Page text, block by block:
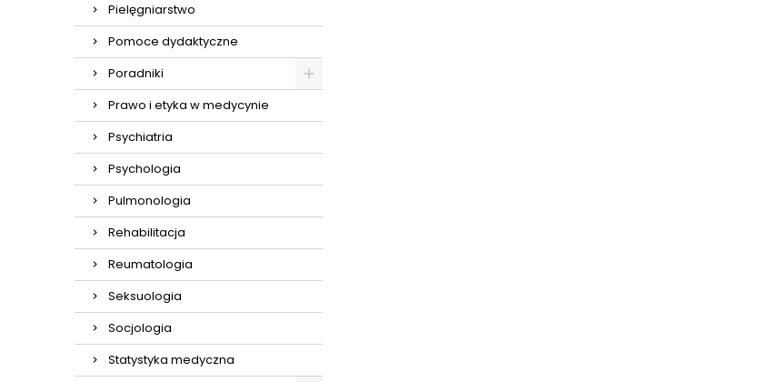
Pielęgniarstwo
Pomoce dydaktyczne
Poradniki
Prawo i etyka w medycynie
Psychiatria
Psychologia
Pulmonologia
Rehabilitacja
Reumatologia
Seksuologia
Socjologia
Statystyka medyczna